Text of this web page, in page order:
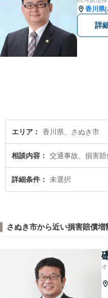
香川県|
詳
エリア 香川県、さぬき市
相談内容 交通事故、損害
詳細条件 未選択
さぬき市から近い損害賠償